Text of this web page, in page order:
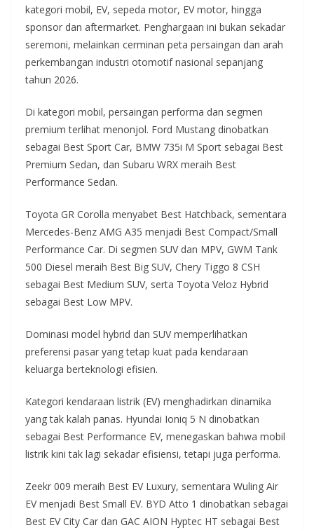
kategori mobil, EV, sepeda motor, EV motor, hingga
sponsor dan aftermarket. Penghargaan ini bukan sekadar
seremoni, melainkan cerminan peta persaingan dan arah
perkembangan industri otomotif nasional sepanjang
tahun 2026.
Di kategori mobil, persaingan performa dan segmen
premium terlihat menonjol. Ford Mustang dinobatkan
sebagai Best Sport Car, BMW 735i M Sport sebagai Best
Premium Sedan, dan Subaru WRX meraih Best
Performance Sedan.
Toyota GR Corolla menyabet Best Hatchback, sementara
Mercedes-Benz AMG A35 menjadi Best Compact/Small
Performance Car. Di segmen SUV dan MPV, GWM Tank
500 Diesel meraih Best Big SUV, Chery Tiggo 8 CSH
sebagai Best Medium SUV, serta Toyota Veloz Hybrid
sebagai Best Low MPV.
Dominasi model hybrid dan SUV memperlihatkan
preferensi pasar yang tetap kuat pada kendaraan
keluarga berteknologi efisien.
Kategori kendaraan listrik (EV) menghadirkan dinamika
yang tak kalah panas. Hyundai Ioniq 5 N dinobatkan
sebagai Best Performance EV, menegaskan bahwa mobil
listrik kini tak lagi sekadar efisiensi, tetapi juga performa.
Zeekr 009 meraih Best EV Luxury, sementara Wuling Air
EV menjadi Best Small EV. BYD Atto 1 dinobatkan sebagai
Best EV City Car dan GAC AION Hyptec HT sebagai Best